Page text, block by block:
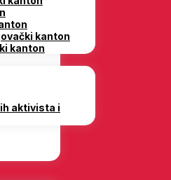
kanton
kanton
aktivista i